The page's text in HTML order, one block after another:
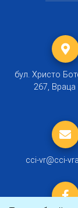
бул. Христо
267, Враца
cci-vr@cci-